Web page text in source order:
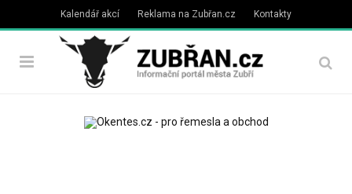
Kalendář akcí Reklama na Zubřan.cz Kontakty